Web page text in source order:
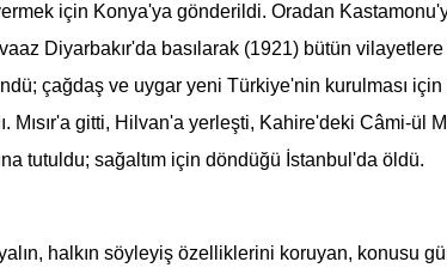
için Konya'ya gönderildi. Oradan
Diyarbakır'da basılarak (1921) bütün vilayetlere
çağdaş ve uygar yeni Türkiye'nin kurulması
gitti, Hilvan'a yerleşti, Kahire'deki Câmi-ül
tutuldu; sağaltım için döndüğü İstanbul'da öldü.
halkın söyleyiş özelliklerini koruyan, konusu